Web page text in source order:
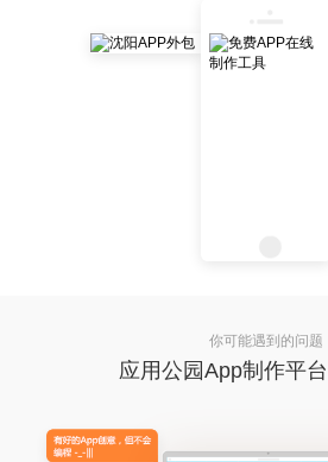
你可能遇到的问题
应用公园App制作平